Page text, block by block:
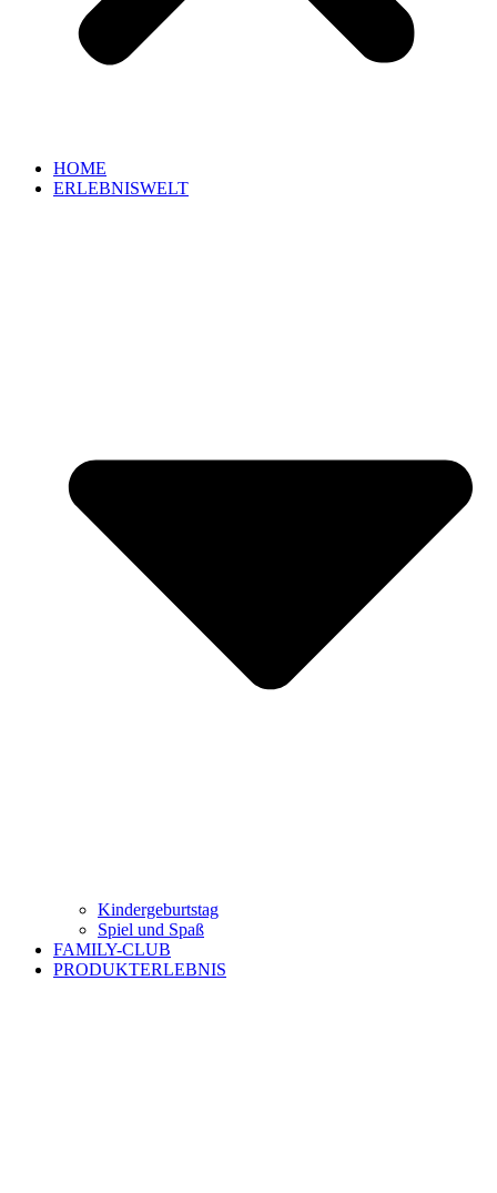
HOME
ERLEBNISWELT
Kindergeburtstag
Spiel und Spaß
FAMILY-CLUB
PRODUKTERLEBNIS